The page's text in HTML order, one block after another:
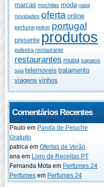
marcas mochilas moda natal
novidades oferta online
perfume poker portugal
presente produtos
pulseira restaurante
restaurantes roupa sapatos
spa telemoveis tratamento
viagens vinhos
Comentários Recentes
Paulo em Panda de Peluche
Gratuito
patrica em Ofertas de Verão
ana em Livro de Receitas PT
Fernanda Mota em Perfumes 24
Perfumes em Perfumes 24